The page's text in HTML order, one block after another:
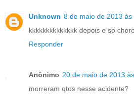
Unknown 8 de maio de 2013 às
kkkkkkkkkkkkkk depois e so
Responder
Anônimo 20 de maio de 2013
morreram qtos nesse acidente?